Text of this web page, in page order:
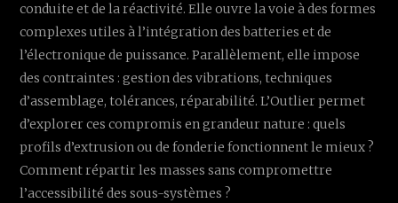
conduite et de la réactivité. Elle ouvre la voie à des formes
complexes utiles à l’intégration des batteries et de
l’électronique de puissance. Parallèlement, elle impose
des contraintes : gestion des vibrations, techniques
d’assemblage, tolérances, réparabilité. L’Outlier permet
d’explorer ces compromis en grandeur nature : quels
profils d’extrusion ou de fonderie fonctionnent le mieux ?
Comment répartir les masses sans compromettre
l’accessibilité des sous-systèmes ?